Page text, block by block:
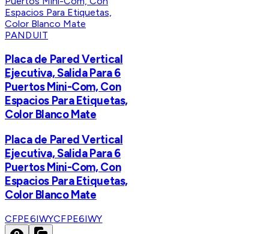
PANDUIT
Placa de Pared Vertical
Ejecutiva, Salida Para 6
Puertos Mini-Com, Con
Espacios Para Etiquetas,
Color Blanco Mate
Placa de Pared Vertical
Ejecutiva, Salida Para 6
Puertos Mini-Com, Con
Espacios Para Etiquetas,
Color Blanco Mate
CFPE6IWYCFPE6IWY